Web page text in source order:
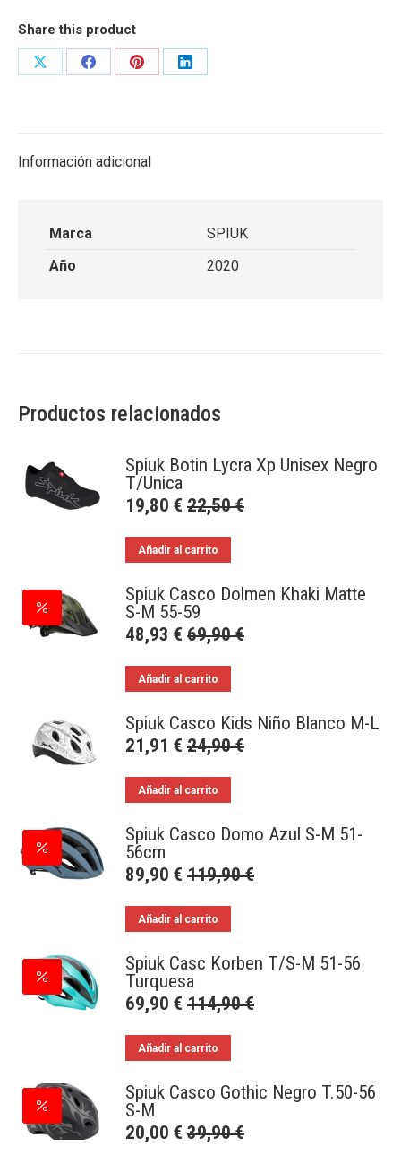
Share this product
Share
Share
Share
Share
Información adicional
Marca
SPIUK
Año
2020
Productos relacionados
Spiuk Botin Lycra Xp Unisex Negro
T/Unica
19,80 € 22,50€
Añadir al carrito
Spiuk Casco Dolmen Khaki Matte
S-M 55-59
48,93 € 69,90€
Añadir al carrito
Spiuk Casco Kids Niño Blanco M-L
21,91 € 24,90€
Añadir al carrito
Spiuk Casco Domo Azul S-M 51-
56cm
89,90 € 119,90€
Añadir al carrito
Spiuk Casc Korben T/S-M 51-56
Turquesa
69,90 € 114,90€
Añadir al carrito
Spiuk Casco Gothic Negro T.50-56
S-M
20,00 € 39,90€